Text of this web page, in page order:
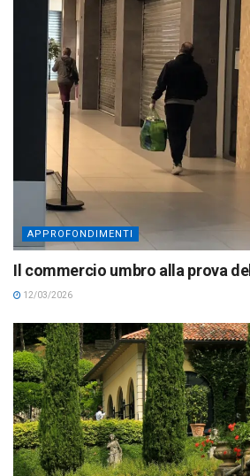
APPROFONDIMENTI
Il commercio umbro alla prova
12/03/2026